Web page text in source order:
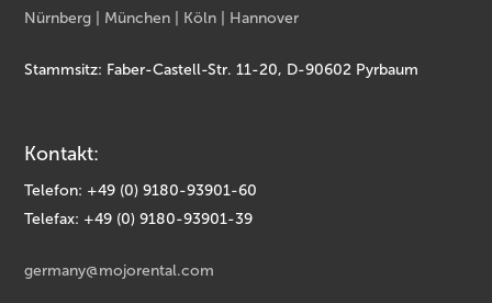
Nürnberg | München | Köln | Hannover
Stammsitz: Faber-Castell-Str. 11-20, D-90602 Pyrbaum
Kontakt:
Telefon: +49 (0) 9180-93901-60
Telefax: +49 (0) 9180-93901-39
germany@mojorental.com